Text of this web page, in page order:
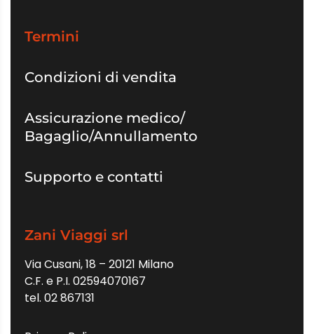
Termini
Condizioni di vendita
Assicurazione medico/
Bagaglio/Annullamento
Supporto e contatti
Zani Viaggi srl
Via Cusani, 18 – 20121 Milano
C.F. e P.I. 02594070167
tel. 02 867131